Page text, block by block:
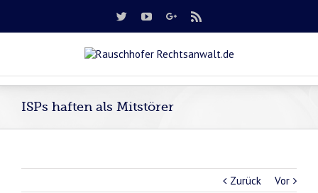
ISPs haften als Mitstörer
Zurück Vor